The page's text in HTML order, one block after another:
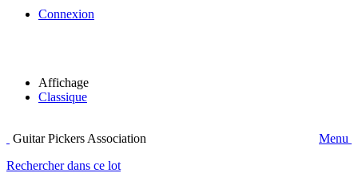
Connexion
Affichage
Classique
Guitar Pickers Association
Menu
Rechercher dans ce lot